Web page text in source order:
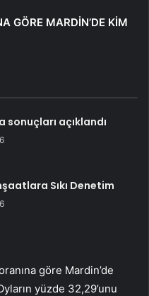
GÖRE MARDİN’DE KİM
sonuçları açıklandı
Sıkı Denetim
göre Mardin’de
yüzde 32,29’unu